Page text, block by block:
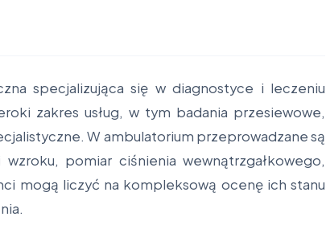
specjalizująca się w diagnostyce i leczeniu
zakres usług, w tym badania przesiewowe,
W ambulatorium przeprowadzane są
pomiar ciśnienia wewnątrzgałkowego,
mogą liczyć na kompleksową ocenę ich stanu